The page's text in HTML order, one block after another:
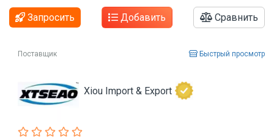
Запросить Добавить Сравнить
Поставщик Быстрый просмотр
Xiou Import & Export